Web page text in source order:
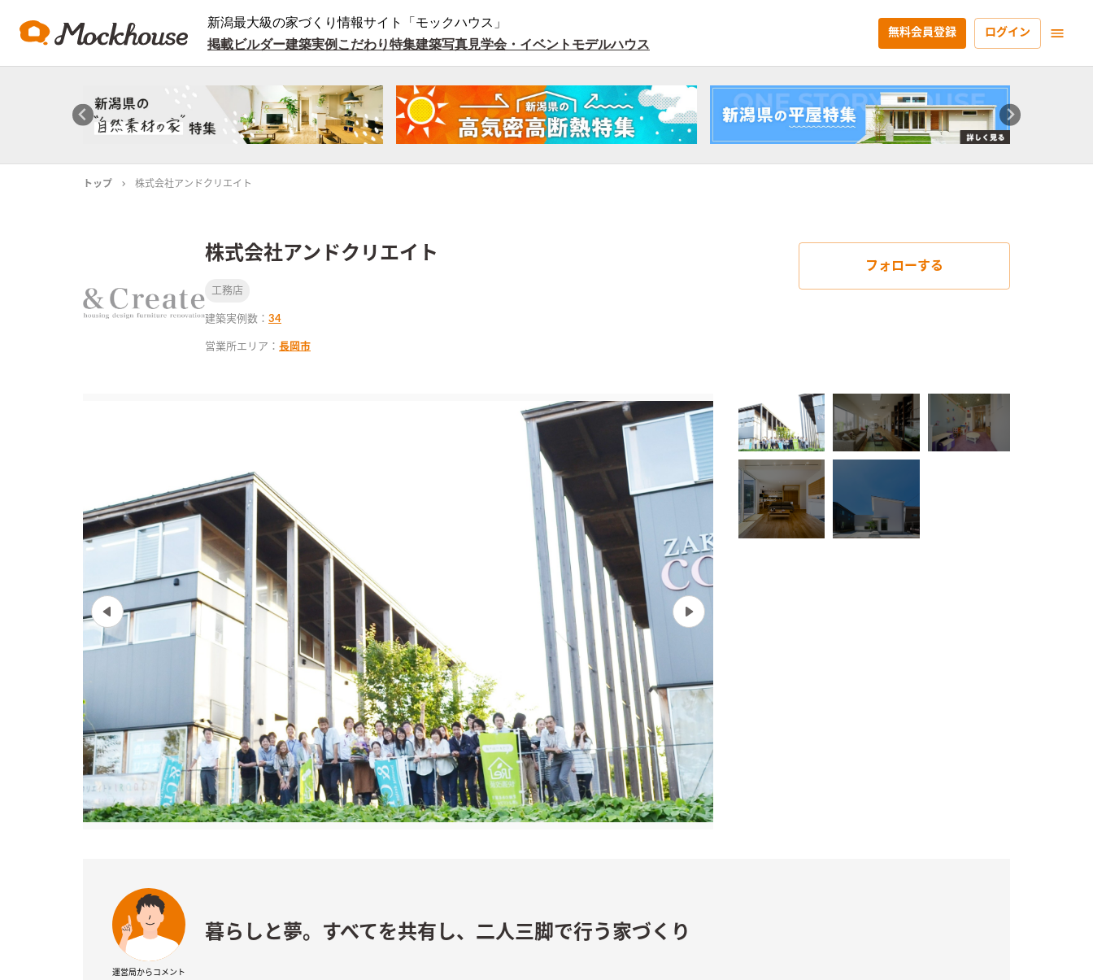
新潟最大級の家づくり情報サイト「モックハウス」
掲載ビルダー建築実例 こだわり特集建築写真見学会・イベント モデルハウス
無料会員登録 ログイン
トップ 株式会社アンドクリエイト
株式会社アンドクリエイト
工務店
建築実例数： 34
営業所エリア： 長岡市
フォローする
運営局からコメント
暮らしと夢。すべてを共有し、二人三脚で行う家づくり